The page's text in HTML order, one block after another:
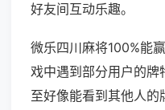
好友间互动乐趣。
微乐四川麻将100%能
戏中遇到部分用户的牌
至好像能看到其他人